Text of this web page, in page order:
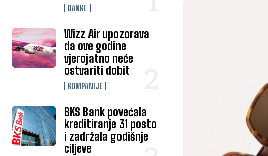
BANKE
Wizz Air upozorava
da ove godine
vjerojatno neće
ostvariti dobit
KOMPANIJE
BKS Bank povećala
kreditiranje 31 posto
i zadržala godišnje
ciljeve